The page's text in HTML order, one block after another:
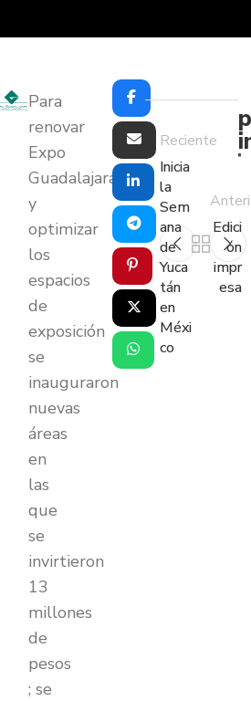
Para
renovar
Expo
Guadalajara
y
optimizar
los
espacios
de
exposición
se
inauguraron
nuevas
áreas
en
las
que
se
invirtieron
13
millones
de
pesos
; se
Reciente
Inicia
la
Sem
ana
de
Yuca
tán
en
Méxi
co
Edici
ón
impr
esa